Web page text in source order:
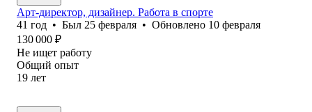
Арт-директор, дизайнер. Работа в спорте
41 год • Был 25 февраля • Обновлено 10 февраля
130 000 ₽
Не ищет работу
Общий опыт
19 лет